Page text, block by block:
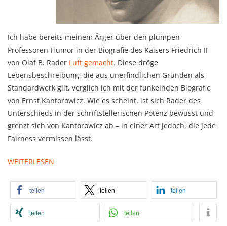
Ich habe bereits meinem Ärger über den plumpen
Professoren-Humor in der Biografie des Kaisers Friedrich II
von Olaf B. Rader Luft gemacht. Diese dröge
Lebensbeschreibung, die aus unerfindlichen Gründen als
Standardwerk gilt, verglich ich mit der funkelnden Biografie
von Ernst Kantorowicz. Wie es scheint, ist sich Rader des
Unterschieds in der schriftstellerischen Potenz bewusst und
grenzt sich von Kantorowicz ab – in einer Art jedoch, die jede
Fairness vermissen lässt.
WEITERLESEN
teilen teilen teilen
teilen teilen